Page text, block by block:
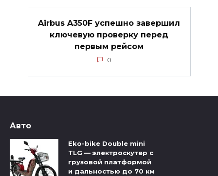
Airbus A350F успешно завершил
ключевую проверку перед
первым рейсом
0
Авто
Eko-bike Double mini
TLG — электроскутер с
грузовой платформой
и дальностью до 70 км